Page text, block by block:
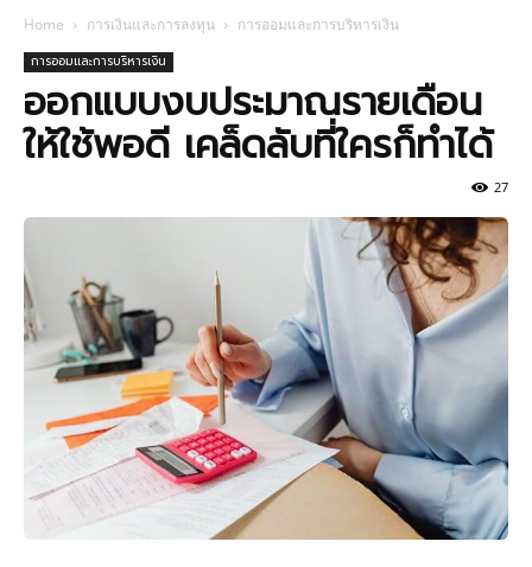
Home การเงินและการลงทุน การออมและการบริหารเงิน
การออมและการบริหารเงิน
ออกแบบงบประมาณรายเดือน
ให้ใช้พอดี เคล็ดลับที่ใครก็ทำได้
27